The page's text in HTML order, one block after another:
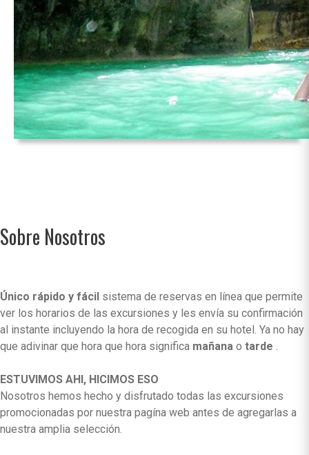
Sobre Nosotros
Único rápido y fácil sistema de reservas en línea que permite
ver los horarios de las excursiones y les envía su confirmación
al instante incluyendo la hora de recogida en su hotel. Ya no hay
que adivinar que hora que hora significa mañana o tarde .
ESTUVIMOS AHI, HICIMOS ESO
Nosotros hemos hecho y disfrutado todas las excursiones
promocionadas por nuestra pagína web antes de agregarlas a
nuestra amplia selección.